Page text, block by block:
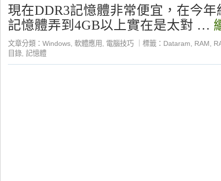
現在DDR3記憶體非常便宜，在今
記憶體弄到4GB以上實在是太對 …
文章分類： Windows 軟體應用 電腦技巧 標籤： Dataram RAM
目錄 記憶體